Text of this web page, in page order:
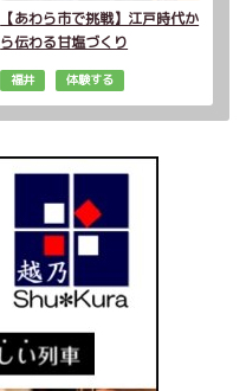
【あわら市で挑戦】江戸時代か
ら伝わる甘塩づくり
福井 体験する